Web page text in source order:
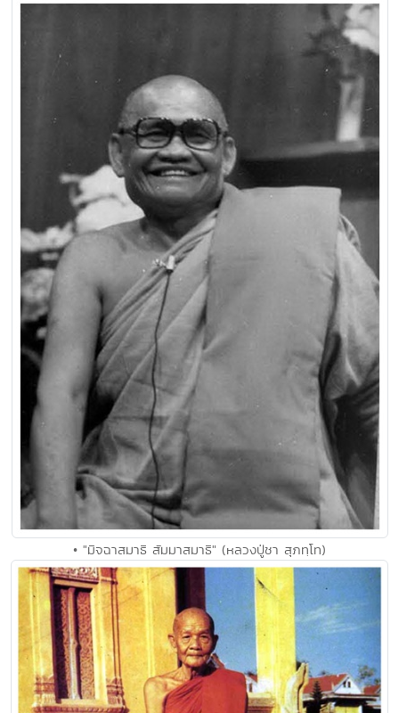
• "มิจฉาสมาธิ สัมมาสมาธิ" (หลวงปู่ชา สุภทฺโท)